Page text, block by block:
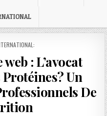
: L’avocat
Un
De